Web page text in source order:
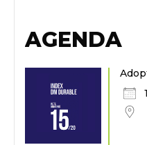
AGENDA